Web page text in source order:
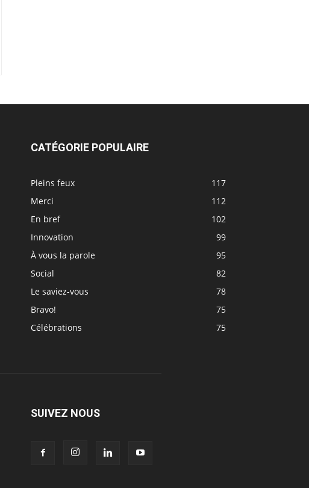
CATÉGORIE POPULAIRE
Pleins feux
117
Merci
112
En bref
102
Innovation
99
À vous la parole
95
Social
82
Le saviez-vous
78
Bravo!
75
Célébrations
75
SUIVEZ NOUS